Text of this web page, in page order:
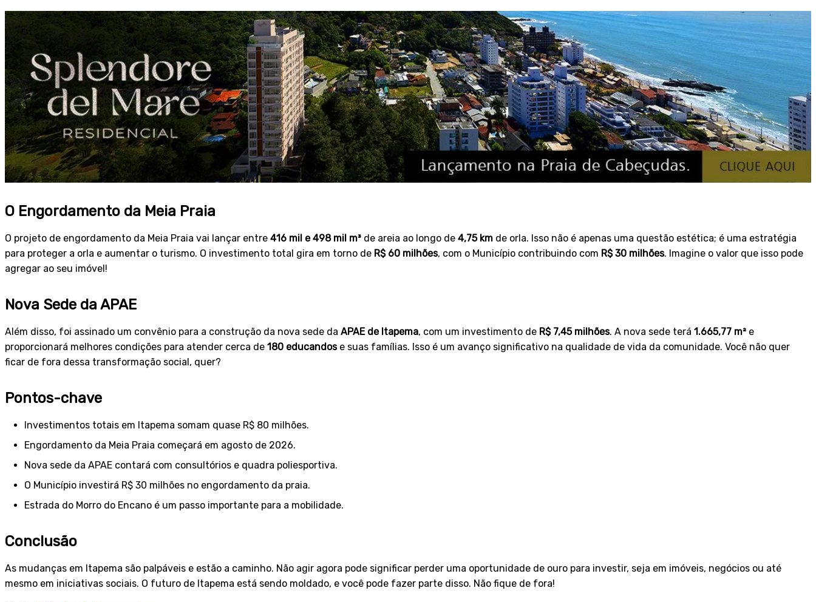
O Engordamento da Meia Praia
O projeto de engordamento da Meia Praia vai lançar entre 416 mil e 498 mil m³ de areia ao longo de 4,75 km de orla. Isso não é apenas uma questão estética; é uma estratégia
para proteger a orla e aumentar o turismo. O investimento total gira em torno de R$ 60 milhões, com o Município contribuindo com R$ 30 milhões. Imagine o valor que isso pode
agregar ao seu imóvel!
Nova Sede da APAE
Além disso, foi assinado um convênio para a construção da nova sede da APAE de Itapema, com um investimento de R$ 7,45 milhões. A nova sede terá 1.665,77 m² e
proporcionará melhores condições para atender cerca de 180 educandose suas famílias. Isso é um avanço significativo na qualidade de vida da comunidade. Você não quer
ficar de fora dessa transformação social, quer?
Pontos-chave
Investimentos totais em Itapema somam quase R$ 80 milhões.
Engordamento da Meia Praia começará em agosto de 2026.
Nova sede da APAE contará com consultórios e quadra poliesportiva.
O Município investirá R$ 30 milhões no engordamento da praia.
Estrada do Morro do Encano é um passo importante para a mobilidade.
Conclusão
As mudanças em Itapema são palpáveis e estão a caminho. Não agir agora pode significar perder uma oportunidade de ouro para investir, seja em imóveis, negócios ou até
mesmo em iniciativas sociais. O futuro de Itapema está sendo moldado, e você pode fazer parte disso. Não fique de fora!